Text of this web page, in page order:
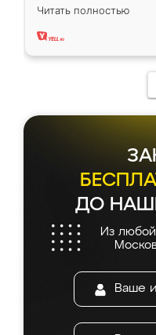
вполне довольна.
два года,
Читать полностью
ДО
Из